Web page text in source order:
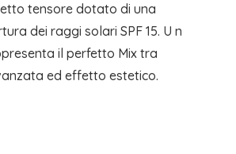
tensore dotato di una
dei raggi solari SPF 15. U n
il perfetto Mix tra
ed effetto estetico.